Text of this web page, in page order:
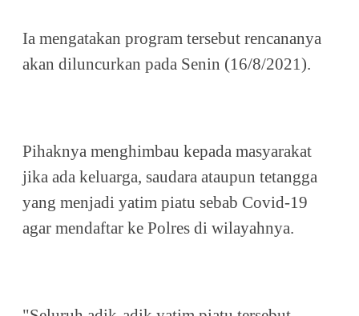
Ia mengatakan program tersebut rencananya
akan diluncurkan pada Senin (16/8/2021).
Pihaknya menghimbau kepada masyarakat
jika ada keluarga, saudara ataupun tetangga
yang menjadi yatim piatu sebab Covid-19
agar mendaftar ke Polres di wilayahnya.